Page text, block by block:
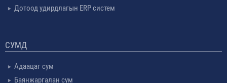
Дотоод удирдлагын ERP систем
СУМД
Адаацаг сум
Баянжаргалан сум